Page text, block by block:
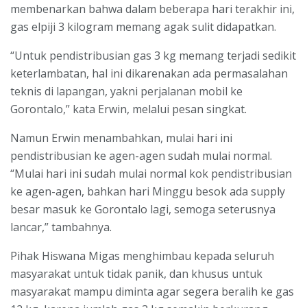
membenarkan bahwa dalam beberapa hari terakhir ini,
gas elpiji 3 kilogram memang agak sulit didapatkan.
“Untuk pendistribusian gas 3 kg memang terjadi sedikit
keterlambatan, hal ini dikarenakan ada permasalahan
teknis di lapangan, yakni perjalanan mobil ke
Gorontalo,” kata Erwin, melalui pesan singkat.
Namun Erwin menambahkan, mulai hari ini
pendistribusian ke agen-agen sudah mulai normal.
“Mulai hari ini sudah mulai normal kok pendistribusian
ke agen-agen, bahkan hari Minggu besok ada supply
besar masuk ke Gorontalo lagi, semoga seterusnya
lancar,” tambahnya.
Pihak Hiswana Migas menghimbau kepada seluruh
masyarakat untuk tidak panik, dan khusus untuk
masyarakat mampu diminta agar segera beralih ke gas